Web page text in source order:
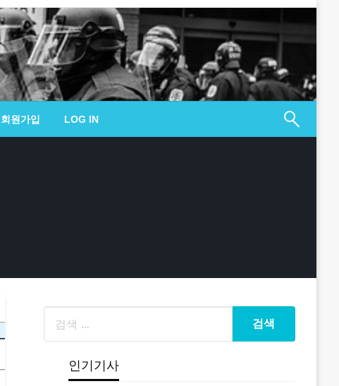
회원가입 LOG IN
인기기사